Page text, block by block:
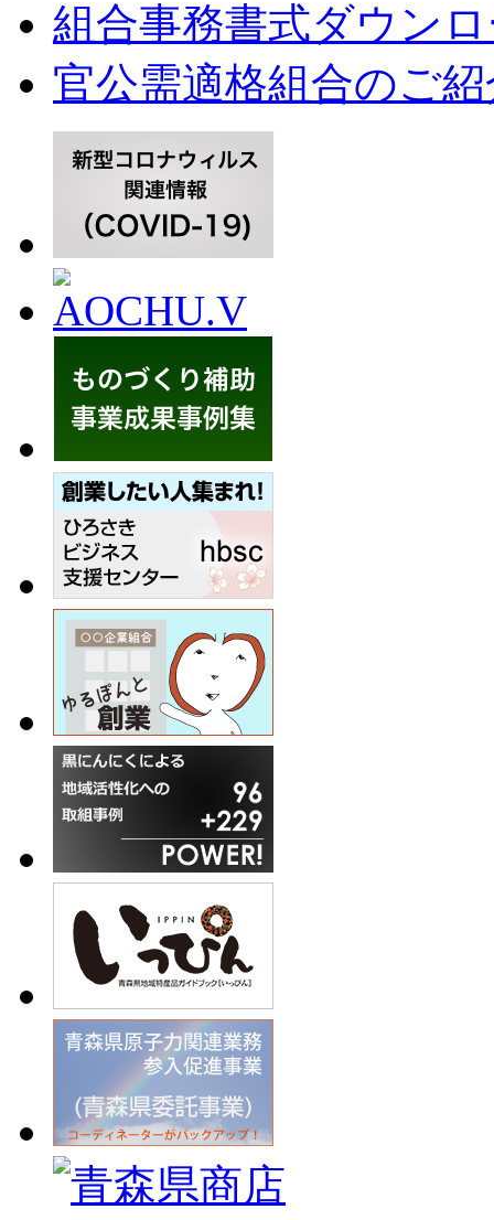
組合事務書式ダウン
官公需適格組合のご